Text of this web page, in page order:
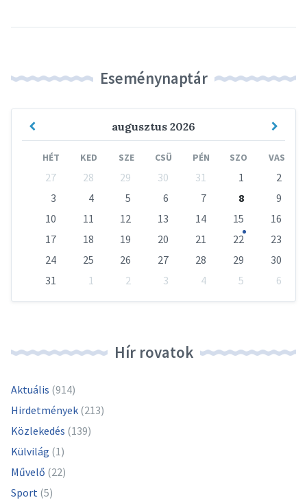
Eseménynaptár
augusztus 2026
Previous
HÉT KED SZE CSÜ PÉN SZO VAS
calendar
27 28 29 30 31 1
2
3
4 5 6 7 8
9
10
11 12 13 14 15
16
17
18 19 20 21 22
23
24
25 26 27 28 29
30
31
1 2 3 4 5
6
Hír rovatok
Aktuális (914)
Hirdetmények (213)
Közlekedés (139)
Külvilág (1)
Művelő (22)
Sport (5)